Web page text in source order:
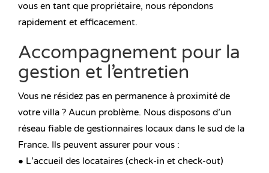
vous en tant que propriétaire, nous répondons
rapidement et efficacement.
Accompagnement pour la
gestion et l’entretien
Vous ne résidez pas en permanence à proximité de
votre villa ? Aucun problème. Nous disposons d’un
réseau fiable de gestionnaires locaux dans le sud de la
France. Ils peuvent assurer pour vous :
● L’accueil des locataires (check-in et check-out)